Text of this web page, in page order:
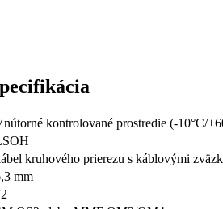
kontrolované prostredie (-10°C/
kruhového prierezu s káblovými
mm